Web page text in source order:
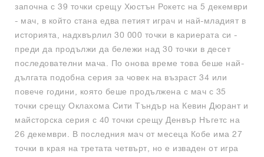
започна с 39 точки срещу Хюстън Рокетс на 5 декември
- мач, в който стана едва петият играч и най-младият в
историята, надхвърлил 30 000 точки в кариерата си -
преди да продължи да бележи над 30 точки в десет
последователни мача. По онова време това беше най-
дългата подобна серия за човек на възраст 34 или
повече години, която беше продължена с мач с 35
точки срещу Оклахома Сити Тъндър на Кевин Дюрант и
майсторска серия с 40 точки срещу Денвър Нъгетс на
26 декември. В последния мач от месеца Кобе има 27
точки в края на третата четвърт, но е изваден от игра